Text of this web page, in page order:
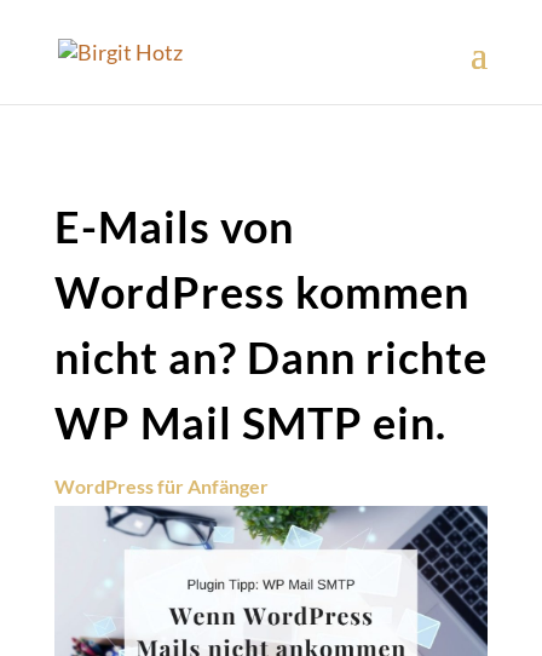
E-Mails von
WordPress kommen
nicht an? Dann richte
WP Mail SMTP ein.
WordPress für Anfänger